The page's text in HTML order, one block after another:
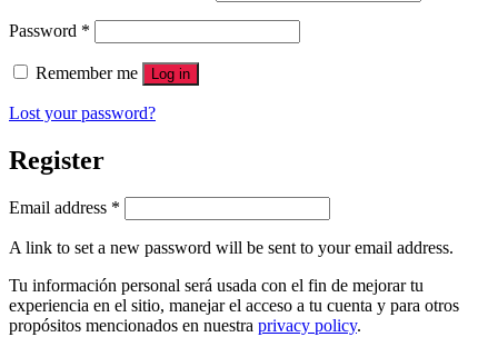
Password *
Remember me Log in
Lost your password?
Register
Email address *
A link to set a new password will be sent to your email address.
Tu información personal será usada con el fin de mejorar tu
experiencia en el sitio, manejar el acceso a tu cuenta y para otros
propósitos mencionados en nuestra privacy policy.